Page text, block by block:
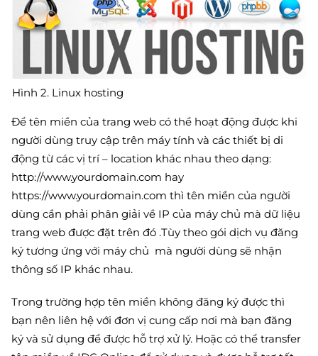
Hình 2. Linux hosting
Để tên miền của trang web có thể hoạt động được khi
người dùng truy cập trên máy tính và các thiết bị di
động từ các vị trí – location khác nhau theo dạng:
http://www.yourdomain.com hay
https://www.yourdomain.com thì tên miền của người
dùng cần phải phân giải về IP của máy chủ mà dữ liệu
trang web được đặt trên đó .Tùy theo gói dịch vụ đăng
ký tương ứng với máy chủ mà người dùng sẽ nhận
thông số IP khác nhau.
Trong trường hợp tên miền không đăng ký được thì
bạn nên liên hệ với đơn vị cung cấp nơi mà bạn đăng
ký và sử dụng để được hỗ trợ xử lý. Hoặc có thể transfer